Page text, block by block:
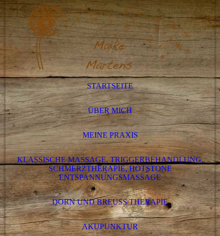
STARTSEITE
ÜBER MICH
MEINE PRAXIS
KLASSISCHE MASSAGE, TRIGGERBEHANDLUNG,
SCHMERZTHERAPIE, HOTSTONE
ENTSPANNUNGSMASSAGE
DORN UND BREUSS THERAPIE
AKUPUNKTUR